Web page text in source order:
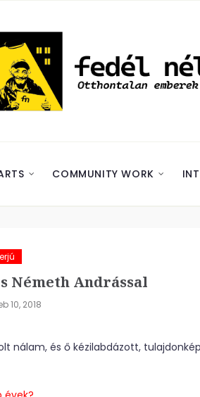
COMMUNITY WORK
Németh Andrással
10, 2018
nálam, és ő kézilabdázott,